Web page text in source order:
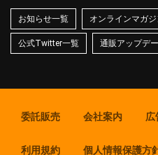
お知らせ一覧 オンラインマガジ
公式Twitter一覧 通販アップデ
委託販売 会社案内 広
利用規約 個人情報保護方